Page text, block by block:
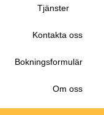
Tjänster
Kontakta oss
Bokningsformulär
Om oss